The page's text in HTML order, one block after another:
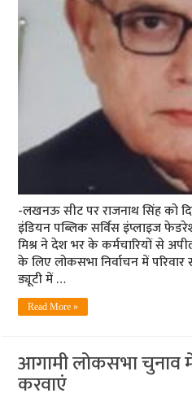
-लखनऊ सीट पर राजनाथ सिंह को
इंडियन पब्लिक सर्विस इंप्लाइज
मिश्र ने देश भर के कर्मचारियों से
के लिए लोकसभा निर्वाचन में
ड्यूटी में …
Read More »
आगामी लोकसभा चुनाव
करवाएं